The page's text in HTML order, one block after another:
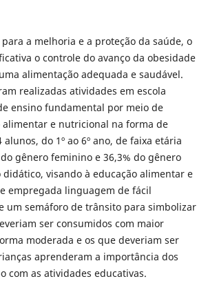
a melhoria e a proteção da saúde, o
o controle do avanço da obesidade
alimentação adequada e saudável.
realizadas atividades em escola
ensino fundamental por meio de
e nutricional na forma de
do 1º ao 6º ano, de faixa etária
gênero feminino e 36,3% do gênero
visando à educação alimentar e
empregada linguagem de fácil
um semáforo de trânsito para simbolizar
ser consumidos com maior
moderada e os que deveriam ser
aprenderam a importância dos
com as atividades educativas.